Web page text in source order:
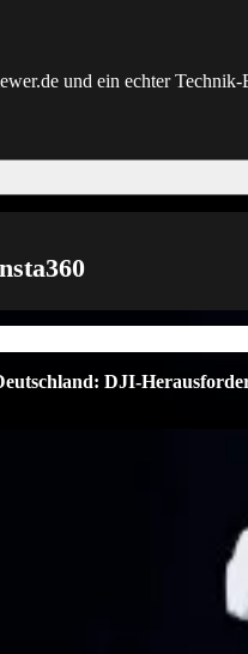
und ein echter
DJI-